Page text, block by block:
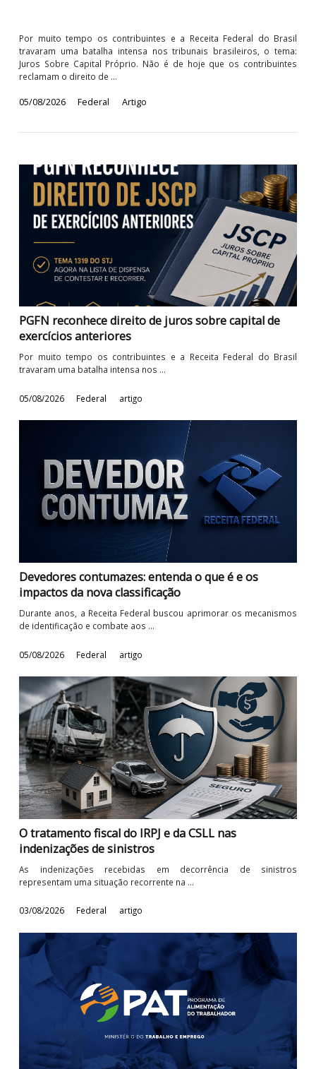
exercícios anteriores
Por muito tempo os contribuintes e a Receita Federal do
05/08/2026 Federal Artigo
Por muito tempo os contribuintes e a Receita Federal do
travaram uma batalha intensa nos ...
05/08/2026 Federal artigo
Devedores contumazes: entenda o que é e os
impactos da nova classificação
Durante anos, a Receita Federal buscou aprimorar os
de identificação e combate aos ...
05/08/2026 Federal artigo
O tratamento fiscal do IRPJ e da CSLL nas
indenizações de sinistros
As indenizações recebidas em decorrência de
representam uma situação recorrente na ...